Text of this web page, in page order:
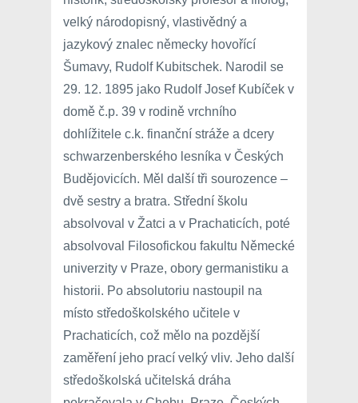
velký národopisný, vlastivědný a
jazykový znalec německy hovořící
Šumavy, Rudolf Kubitschek. Narodil se
29. 12. 1895 jako Rudolf Josef Kubíček v
domě č.p. 39 v rodině vrchního
dohlížitele c.k. finanční stráže a dcery
schwarzenberského lesníka v Českých
Budějovicích. Měl další tři sourozence –
dvě sestry a bratra. Střední školu
absolvoval v Žatci a v Prachaticích, poté
absolvoval Filosofickou fakultu Německé
univerzity v Praze, obory germanistiku a
historii. Po absolutoriu nastoupil na
místo středoškolského učitele v
Prachaticích, což mělo na pozdější
zaměření jeho prací velký vliv. Jeho další
středoškolská učitelská dráha